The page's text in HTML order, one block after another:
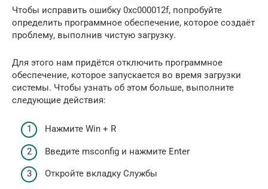
Чтобы исправить ошибку 0xc000012f, попробуйте
определить программное обеспечение, которое создаёт
проблему, выполнив чистую загрузку.
Для этого нам придётся отключить программное
обеспечение, которое запускается во время загрузки
системы. Чтобы узнать об этом больше, выполните
следующие действия:
Нажмите Win + R
Введите msconfig и нажмите Enter
Откройте вкладку Службы